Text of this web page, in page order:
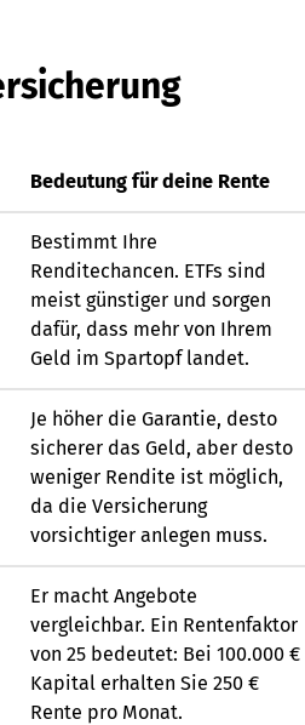
Bedeutung für deine Rente
Bestimmt Ihre
Renditechancen. ETFs sind
meist günstiger und sorgen
dafür, dass mehr von Ihrem
Geld im Spartopf landet.
Je höher die Garantie, desto
sicherer das Geld, aber desto
weniger Rendite ist möglich,
da die Versicherung
vorsichtiger anlegen muss.
Er macht Angebote
vergleichbar. Ein Rentenfaktor
von 25 bedeutet: Bei 100.000 €
Kapital erhalten Sie 250 €
Rente pro Monat.